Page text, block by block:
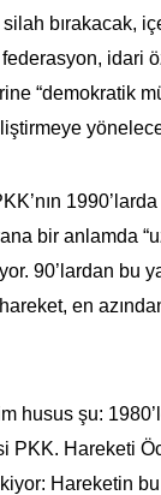
bırakacak,
federasyon, idari
“demokratik
bir anlamda
90’lardan bu
en
husus şu:
PKK. Hareketi
Hareketin